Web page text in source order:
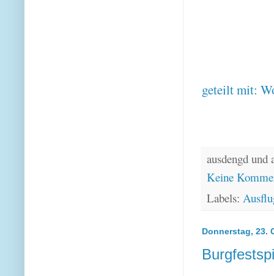
geteilt mit:
ausdengd
Keine
Labels:
Donnerstag, 23.